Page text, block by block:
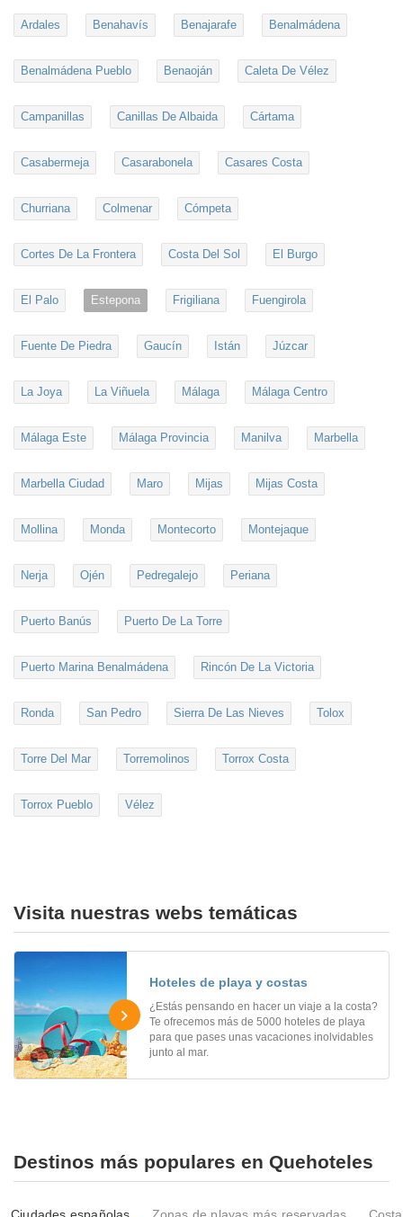
Ardales Benahavís Benajarafe Benalmádena
Benalmádena Pueblo Benaoján Caleta De Vélez
Campanillas Canillas De Albaida Cártama
Casabermeja Casarabonela Casares Costa
Churriana Colmenar Cómpeta
Cortes De La Frontera Costa Del Sol El Burgo
El Palo Estepona Frigiliana Fuengirola
Fuente De Piedra Gaucín Istán Júzcar
La Joya La Viñuela Málaga Málaga Centro
Málaga Este Málaga Provincia Manilva Marbella
Marbella Ciudad Maro Mijas Mijas Costa
Mollina Monda Montecorto Montejaque
Nerja Ojén Pedregalejo Periana
Puerto Banús Puerto De La Torre
Puerto Marina Benalmádena Rincón De La Victoria
Ronda San Pedro Sierra De Las Nieves Tolox
Torre Del Mar Torremolinos Torrox Costa
Torrox Pueblo Vélez
Visita nuestras webs temáticas
Hoteles de playa y costas
¿Estás pensando en hacer un viaje a la costa?
Te ofrecemos más de 5000 hoteles de playa
para que pases unas vacaciones inolvidables
junto al mar.
Destinos más populares en Quehoteles